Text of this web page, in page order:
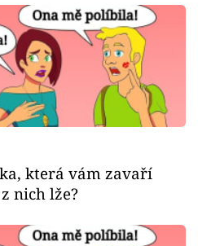
která vám zavaří
nich lže?